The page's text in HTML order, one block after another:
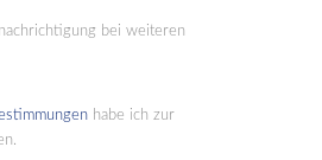
bei weiteren
habe ich zur